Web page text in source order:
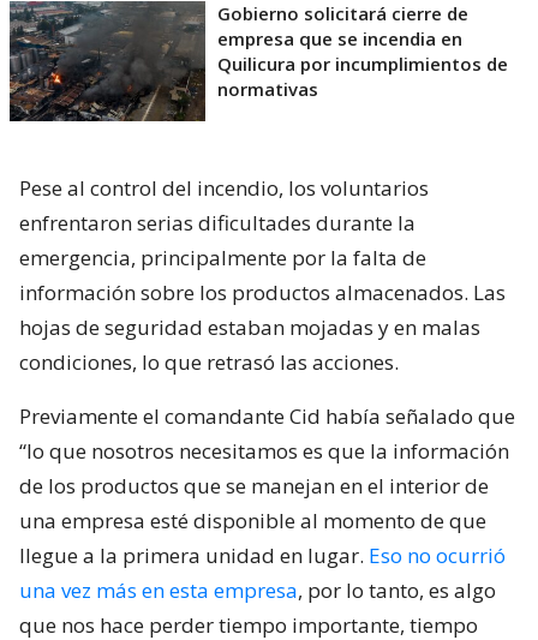
Gobierno solicitará cierre de
empresa que se incendia en
Quilicura por incumplimientos de
normativas
Pese al control del incendio, los voluntarios
enfrentaron serias dificultades durante la
emergencia, principalmente por la falta de
información sobre los productos almacenados. Las
hojas de seguridad estaban mojadas y en malas
condiciones, lo que retrasó las acciones.
Previamente el comandante Cid había señalado que
“lo que nosotros necesitamos es que la información
de los productos que se manejan en el interior de
una empresa esté disponible al momento de que
llegue a la primera unidad en lugar. Eso no ocurrió
una vez más en esta empresa, por lo tanto, es algo
que nos hace perder tiempo importante, tiempo